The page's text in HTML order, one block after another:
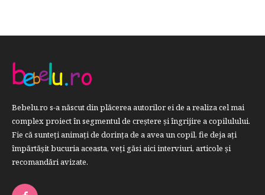
Bebelu.ro s-a născut din plăcerea autorilor ei de a realiza cel mai
complex proiect în segmentul de creştere şi îngrijire a copilulului.
Fie că sunteţi animaţi de dorinţa de a avea un copil, fie deja aţi
împărtăşit bucuria aceasta, veți găsi aici interviuri, articole şi
recomandări avizate.